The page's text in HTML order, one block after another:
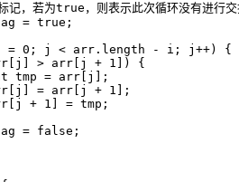
，若为true，则表示此次循环没有进行交
= true;
= 0; j < arr.length - i; j++) {
> arr[j + 1]) {
tmp = arr[j];
= arr[j + 1];
+ 1] = tmp;
= false;